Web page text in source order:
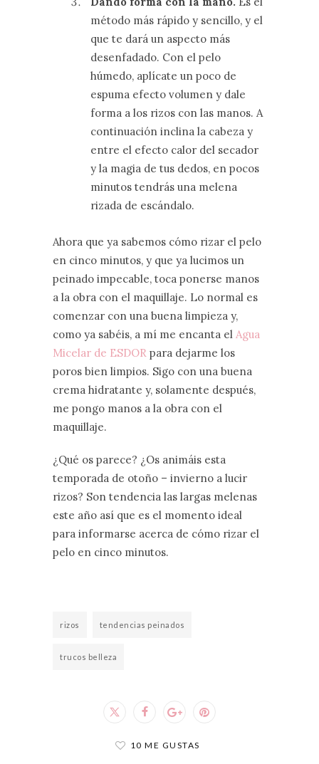
método más rápido y sencillo, y el
que te dará un aspecto más
desenfadado. Con el pelo
húmedo, aplícate un poco de
espuma efecto volumen y dale
forma a los rizos con las manos. A
continuación inclina la cabeza y
entre el efecto calor del secador
y la magia de tus dedos, en pocos
minutos tendrás una melena
rizada de escándalo.
Ahora que ya sabemos cómo rizar el pelo
en cinco minutos, y que ya lucimos un
peinado impecable, toca ponerse manos
a la obra con el maquillaje. Lo normal es
comenzar con una buena limpieza y,
como ya sabéis, a mí me encanta el Agua
Micelar de ESDOR para dejarme los
poros bien limpios. Sigo con una buena
crema hidratante y, solamente después,
me pongo manos a la obra con el
maquillaje.
¿Qué os parece? ¿Os animáis esta
temporada de otoño – invierno a lucir
rizos? Son tendencia las largas melenas
este año así que es el momento ideal
para informarse acerca de cómo rizar el
pelo en cinco minutos.
rizos tendencias peinados
trucos belleza
10 ME GUSTAS